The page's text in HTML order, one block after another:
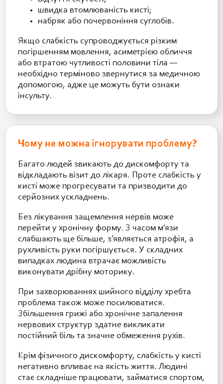
швидка втомлюваність кисті;
набряк або почервоніння суглобів.
Якщо слабкість супроводжується різким
погіршенням мовлення, асиметрією обличчя
або втратою чутливості половини тіла —
необхідно терміново звернутися за медичною
допомогою, адже це можуть бути ознаки
інсульту.
Чому не можна ігнорувати проблему?
Багато людей звикають до дискомфорту та
відкладають візит до лікаря. Проте слабкість у
кисті може прогресувати та призводити до
серйозних ускладнень.
Без лікування защемлення нервів може
перейти у хронічну форму. З часом м’язи
слабшають ще більше, з’являється атрофія, а
рухливість руки погіршується. У складних
випадках людина втрачає можливість
виконувати дрібну моторику.
При захворюваннях шийного відділу хребта
проблема також може посилюватися.
Збільшення грижі або хронічне запалення
нервових структур здатне викликати
постійний біль та значне обмеження рухів.
Крім фізичного дискомфорту, слабкість у кисті
негативно впливає на якість життя. Людині
стає складніше працювати, займатися спортом,